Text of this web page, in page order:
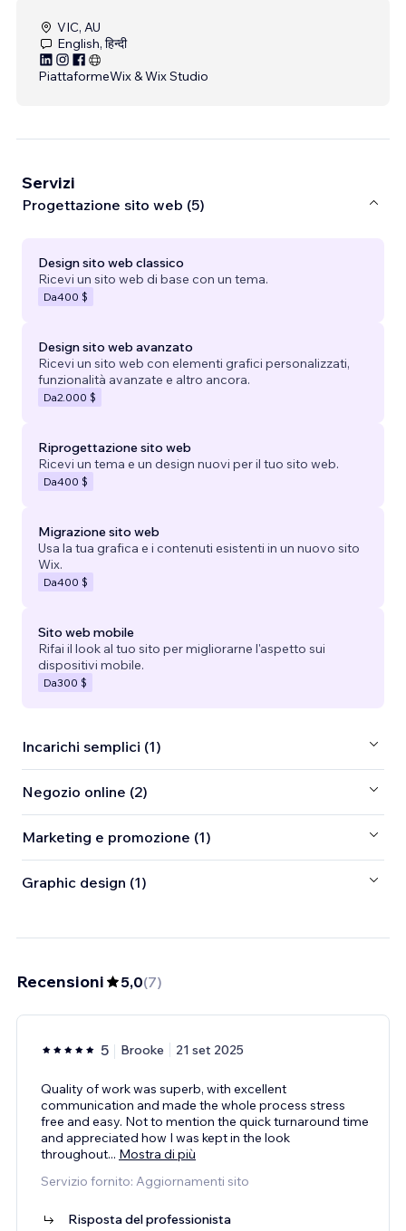
VIC, AU
English, हिन्दी
PiattaformeWix & Wix Studio
Servizi
Progettazione sito web (5)
Design sito web classico
Ricevi un sito web di base con un tema.
Da400 $
Design sito web avanzato
Ricevi un sito web con elementi grafici personalizzati,
funzionalità avanzate e altro ancora.
Da2.000 $
Riprogettazione sito web
Ricevi un tema e un design nuovi per il tuo sito web.
Da400 $
Migrazione sito web
Usa la tua grafica e i contenuti esistenti in un nuovo sito
Wix.
Da400 $
Sito web mobile
Rifai il look al tuo sito per migliorarne l'aspetto sui
dispositivi mobile.
Da300 $
Incarichi semplici (1)
Negozio online (2)
Marketing e promozione (1)
Graphic design (1)
Recensioni 5,0(7)
5 Brooke 21 set 2025
Quality of work was superb, with excellent
communication and made the whole process stress
free and easy. Not to mention the quick turnaround time
and appreciated how I was kept in the look
throughout... Mostra di più
Servizio fornito: Aggiornamenti sito
Risposta del professionista